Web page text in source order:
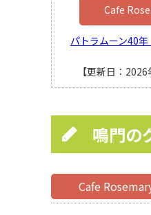
Cafe
パトラムーン40
【更新日：2026
鳴門の
Cafe